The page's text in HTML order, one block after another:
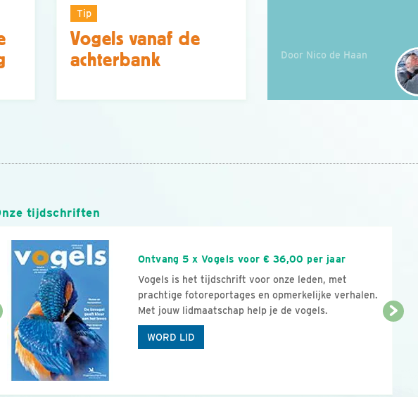
Tip
Vogels vanaf de
achterbank
Door Nico de Haan
tijdschriften
Ontvang 5 x Vogels voor € 36,00 per jaar
Vogels is het tijdschrift voor onze leden, met
prachtige fotoreportages en opmerkelijke verhalen.
Met jouw lidmaatschap help je de vogels.
WORD LID